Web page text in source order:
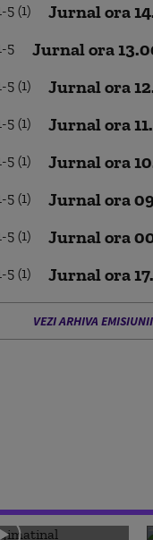
Jurnal ora
Jurnal ora
Jurnal ora
Jurnal ora
Jurnal ora
Jurnal ora
Jurnal ora
Jurnal ora
VEZI ARHIVA